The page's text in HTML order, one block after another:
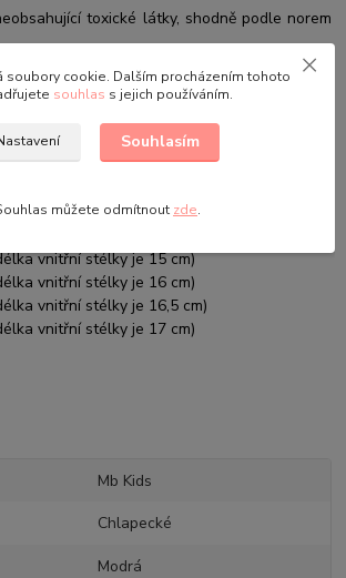
toxické látky, shodně podle norem
- prodyšných látek, které odvádí vlhkost a
vnitřní stélky je 12,5 cm)
vnitřní stélky je 14 cm)
vnitřní stélky je 15 cm)
vnitřní stélky je 16 cm)
vnitřní stélky je 16,5 cm)
vnitřní stélky je 17 cm)
Mb Kids
Chlapecké
Modrá
soubory cookie. Dalším procházením tohoto
souhlas s jejich používáním.
Souhlasím
můžete odmítnout zde.